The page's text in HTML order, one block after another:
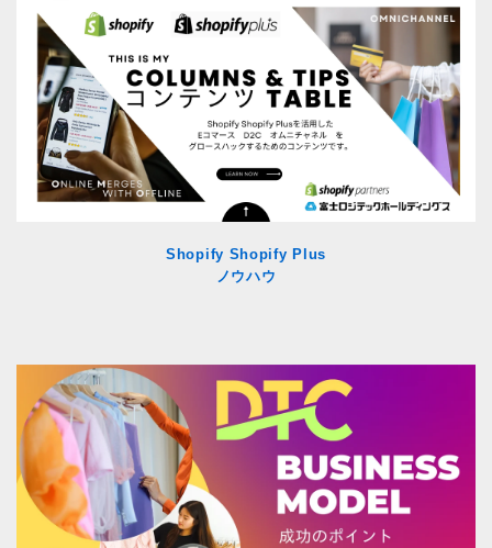
Shopify Shopify Plus
ノウハウ